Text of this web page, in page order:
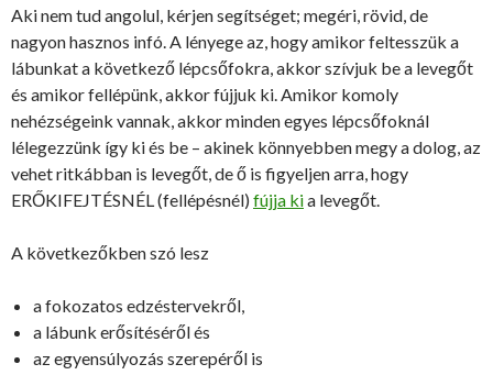
Aki nem tud angolul, kérjen segítséget; megéri, rövid, de
nagyon hasznos infó. A lényege az, hogy amikor feltesszük a
lábunkat a következő lépcsőfokra, akkor szívjuk be a levegőt
és amikor fellépünk, akkor fújjuk ki. Amikor komoly
nehézségeink vannak, akkor minden egyes lépcsőfoknál
lélegezzünk így ki és be – akinek könnyebben megy a dolog, az
vehet ritkábban is levegőt, de ő is figyeljen arra, hogy
ERŐKIFEJTÉSNÉL (fellépésnél) fújja kia levegőt.
A következőkben szó lesz
a fokozatos edzéstervekről,
a lábunk erősítéséről és
az egyensúlyozás szerepéről is